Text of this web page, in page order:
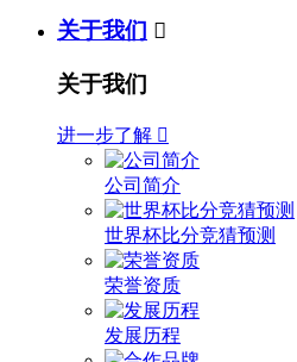
关于我们 
关于我们
进一步了解 
公司简介
世界杯比分竞猜预测
荣誉资质
发展历程